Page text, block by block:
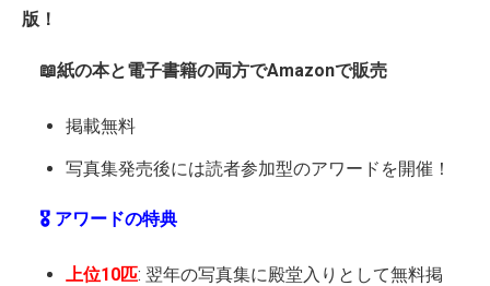
版！
📖紙の本と電子書籍の両方でAmazonで販売
掲載無料
写真集発売後には読者参加型のアワードを開催！
🎖️ アワードの特典
上位10匹: 翌年の写真集に殿堂入りとして無料掲